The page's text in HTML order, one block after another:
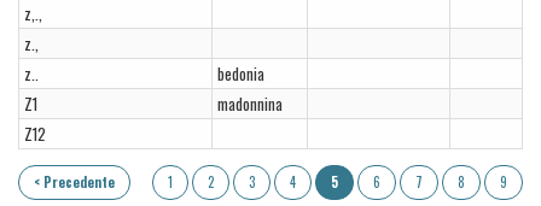
z,.,
z.,
z..
bedonia
Z1
madonnina
Z12
< Precedente 1 2 3 4 5 6 7 8 9